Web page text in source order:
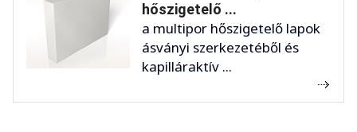
hőszigetelő ...
a multipor hőszigetelő lapok
ásványi szerkezetéből és
kapilláraktív ...